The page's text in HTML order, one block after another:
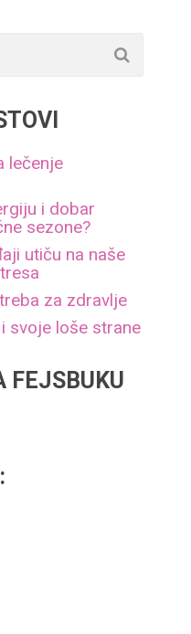
lečenje
i dobar
sezone?
utiču na naše
za zdravlje
svoje loše strane
FEJSBUKU